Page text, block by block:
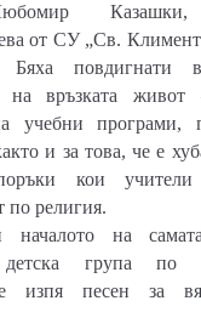
Казашки,
от СУ „Св.
повдигнати
на връзката
учебни програми,
и за това, че е
кои
по религия.
началото на
група по
изпя песен за